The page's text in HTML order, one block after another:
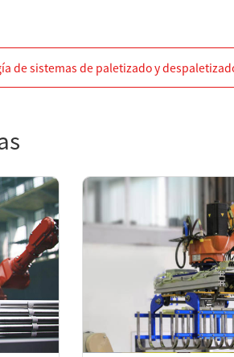
de sistemas de paletizado y